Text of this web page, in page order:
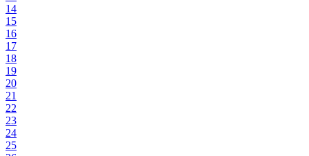
14
15
16
17
18
19
20
21
22
23
24
25